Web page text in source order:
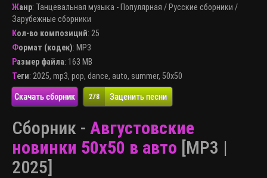
Жанр: Танцевальная музыка - Популярная / Русские сборники /
Зарубежные сборники
Кол-во композиций: 25
Формат (кодек): MP3
Размер файла: 163 MB
Теги: 2025, mp3, pop, dance, auto, summer, 50x50
Скачать сборник 278 Заценить песни
Сборник - Августовские
новинки 50x50 в авто [MP3 |
2025]